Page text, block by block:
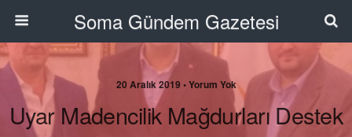
Soma Gündem Gazetesi
20 Aralık 2019 • Yorum Yok
Uyar Madencilik Mağdurları Destek